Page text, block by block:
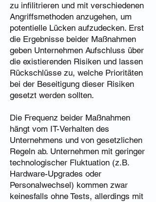
zu infilitrieren und mit verschiedenen
Angriffsmethoden anzugehen, um
potentielle Lücken aufzudecken. Erst
die Ergebnisse beider Maßnahmen
geben Unternehmen Aufschluss über
die existierenden Risiken und lassen
Rückschlüsse zu, welche Prioritäten
bei der Beseitigung dieser Risiken
gesetzt werden sollten.
Die Frequenz beider Maßnahmen
hängt vom IT-Verhalten des
Unternehmens und von gesetzlichen
Regeln ab. Unternehmen mit geringer
technologischer Fluktuation (z.B.
Hardware-Upgrades oder
Personalwechsel) kommen zwar
keinesfalls ohne Tests, allerdings mit